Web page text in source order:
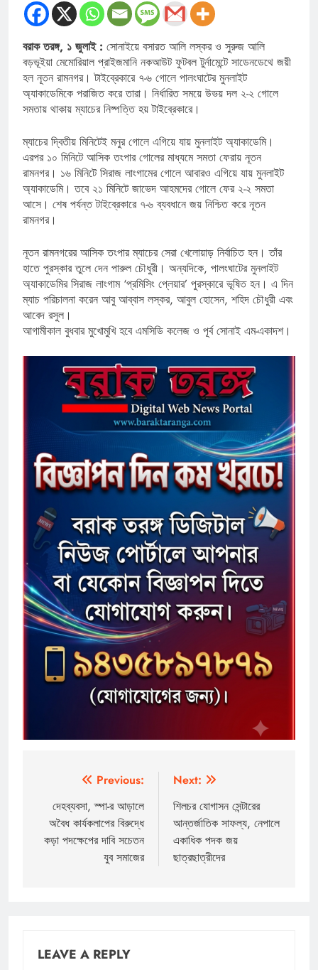
বরাক তরঙ্গ, ১ জুলাই : সোনাইয়ে বসারত আলি লস্কর ও সুরুজ আলি
বড়ভূইয়া মেমোরিয়াল প্রাইজমানি নকআউট ফুটবল টুর্নামেন্টে সাডেনডেথে জয়ী
হল নূতন রামনগর। টাইব্রেকারে ৭-৬ গোলে পালংঘাটের মুনলাইট
অ্যাকাডেমিকে পরাজিত করে তারা। নির্ধারিত সময়ে উভয় দল ২-২ গোলে
সমতায় থাকায় ম্যাচের নিষ্পত্তি হয় টাইব্রেকারে।
ম্যাচের দ্বিতীয় মিনিটেই মনুর গোলে এগিয়ে যায় মুনলাইট অ্যাকাডেমি।
এরপর ১০ মিনিটে আসিক তংপার গোলের মাধ্যমে সমতা ফেরায় নূতন
রামনগর। ১৬ মিনিটে সিরাজ লাংগামের গোলে আবারও এগিয়ে যায় মুনলাইট
অ্যাকাডেমি। তবে ২১ মিনিটে জাভেদ আহমদের গোলে ফের ২-২ সমতা
আসে। শেষ পর্যন্ত টাইব্রেকারে ৭-৬ ব্যবধানে জয় নিশ্চিত করে নূতন
রামনগর।
নূতন রামনগরের আসিক তংপার ম্যাচের সেরা খেলোয়াড় নির্বাচিত হন। তাঁর
হাতে পুরস্কার তুলে দেন পারুল চৌধুরী। অন্যদিকে, পালংঘাটের মুনলাইট
অ্যাকাডেমির সিরাজ লাংগাম ‘প্রমিসিং প্লেয়ার’ পুরস্কারে ভূষিত হন। এ দিন
ম্যাচ পরিচালনা করেন আবু আব্বাস লস্কর, আবুল হোসেন, শহিদ চৌধুরী এবং
আবেদ রসুল।
আগামীকাল বুধবার মুখোমুখি হবে এমসিডি কলেজ ও পূর্ব সোনাই এম-একাদশ।
navigation
Previous:
দেহব্যবসা, স্পা-র আড়ালে
অবৈধ কার্যকলাপের বিরুদ্ধে
কড়া পদক্ষেপের দাবি সচেতন
যুব সমাজের
Next:
শিলচর যোগাসন সেন্টারের
আন্তর্জাতিক সাফল্য, নেপালে
একাধিক পদক জয়
ছাত্রছাত্রীদের
LEAVE A REPLY